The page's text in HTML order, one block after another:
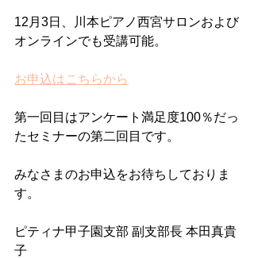
12月3日、川本ピアノ西宮サロンおよび
オンラインでも受講可能。
お申込はこちらから
第一回目はアンケート満足度100％だっ
たセミナーの第二回目です。
みなさまのお申込をお待ちしておりま
す。
ピティナ甲子園支部 副支部長 本田真貴
子